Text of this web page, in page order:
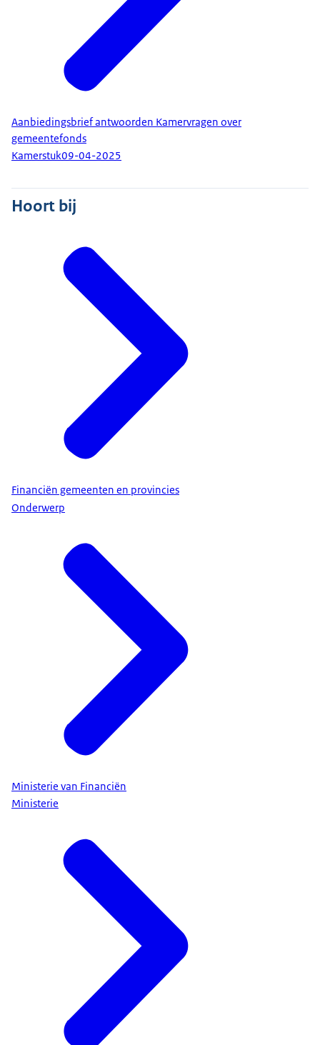
Aanbiedingsbrief antwoorden Kamervragen over
gemeentefonds
Kamerstuk09-04-2025
Hoort bij
Financiën gemeenten en provincies
Onderwerp
Ministerie van Financiën
Ministerie